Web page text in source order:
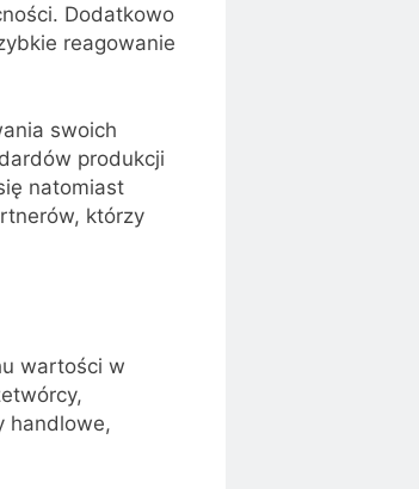
Dodatkowo
reagowanie
swoich
produkcji
natomiast
którzy
wartości w
handlowe,